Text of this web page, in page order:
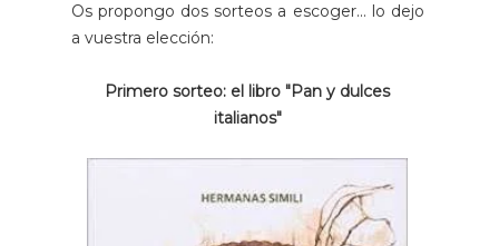
Os propongo dos sorteos a escoger... lo dejo
a vuestra elección:
Primero sorteo: el libro "Pan y dulces
italianos"